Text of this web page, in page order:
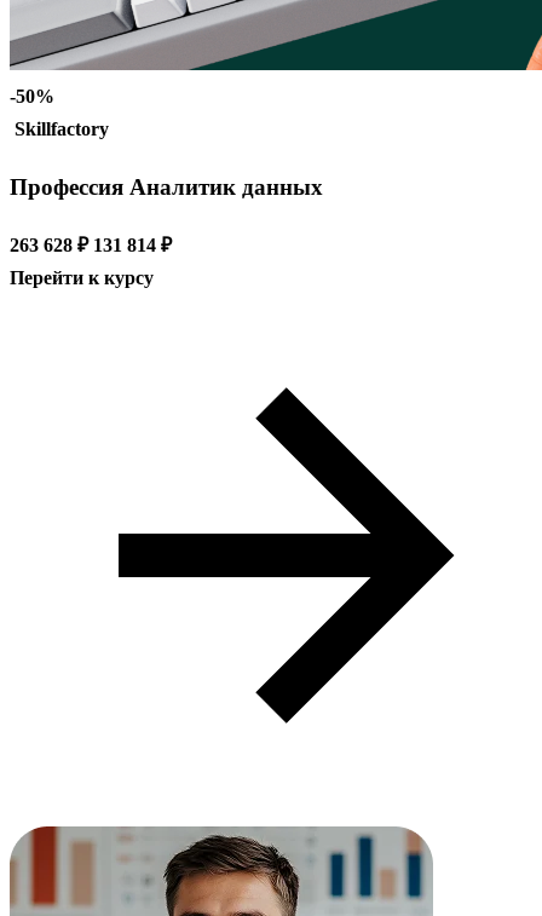
-50%
Skillfactory
Профессия Аналитик данных
263 628 ₽ 131 814 ₽
Перейти к курсу